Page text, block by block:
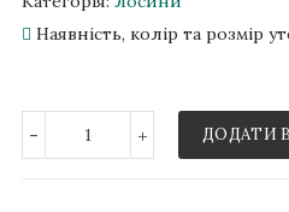
Наявність, колір та розмір
- + ДОДАТИ